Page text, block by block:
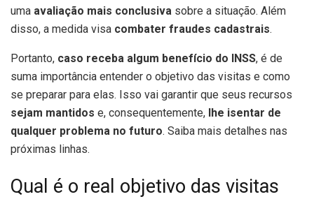
uma avaliação mais conclusiva sobre a situação. Além
disso, a medida visa combater fraudes cadastrais.
Portanto, caso receba algum benefício do INSS, é de
suma importância entender o objetivo das visitas e como
se preparar para elas. Isso vai garantir que seus recursos
sejam mantidos e, consequentemente, lhe isentar de
qualquer problema no futuro. Saiba mais detalhes nas
próximas linhas.
Qual é o real objetivo das visitas